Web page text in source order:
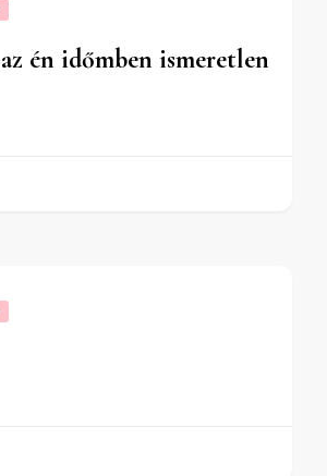
én időmben ismeretlen